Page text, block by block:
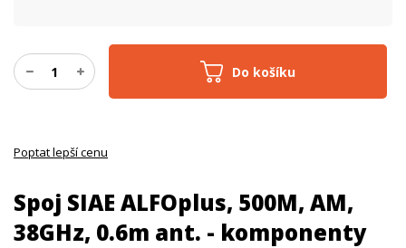
Do košíku
Poptat lepší cenu
Spoj SIAE ALFOplus, 500M, AM,
38GHz, 0.6m ant. - komponenty